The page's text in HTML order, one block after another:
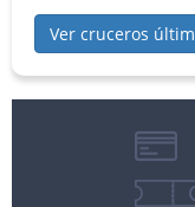
Ver cruceros